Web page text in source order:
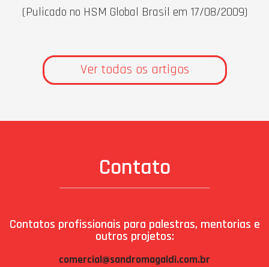
(Pulicado no HSM Global Brasil em 17/08/2009)
Ver todas os artigos
Contato
Contatos profissionais para palestras, mentorias e
outros projetos:
comercial@sandromagaldi.com.br